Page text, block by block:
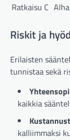
Ratkaisu C
Riskit ja
Erilaisten
tunnistaa sekä
kaikkia
kalliimmaksi